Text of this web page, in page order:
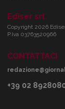
Ediser srl
Copyright 2026
P.Iva 03763520966
CONTATTACI
+39 02